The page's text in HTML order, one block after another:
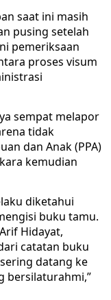
saat ini masih
pusing setelah
pemeriksaan
proses visum
sempat melapor
tidak
dan Anak (PPA)
kemudian
diketahui
buku tamu.
Hidayat,
catatan buku
datang ke
bersilaturahmi,”